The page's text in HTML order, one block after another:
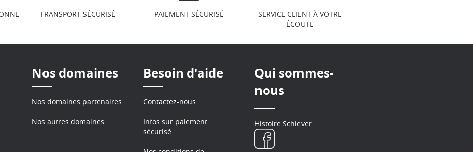
TRANSPORT SÉCURISÉ PAIEMENT SÉCURISÉ
SERVICE CLIENT À VOTRE
ÉCOUTE
Nos domaines
Nos domaines partenaires
Nos autres domaines
Besoin d'aide
Contactez-nous
Infos sur paiement
sécurisé
Qui sommes-
nous
Histoire Schiever